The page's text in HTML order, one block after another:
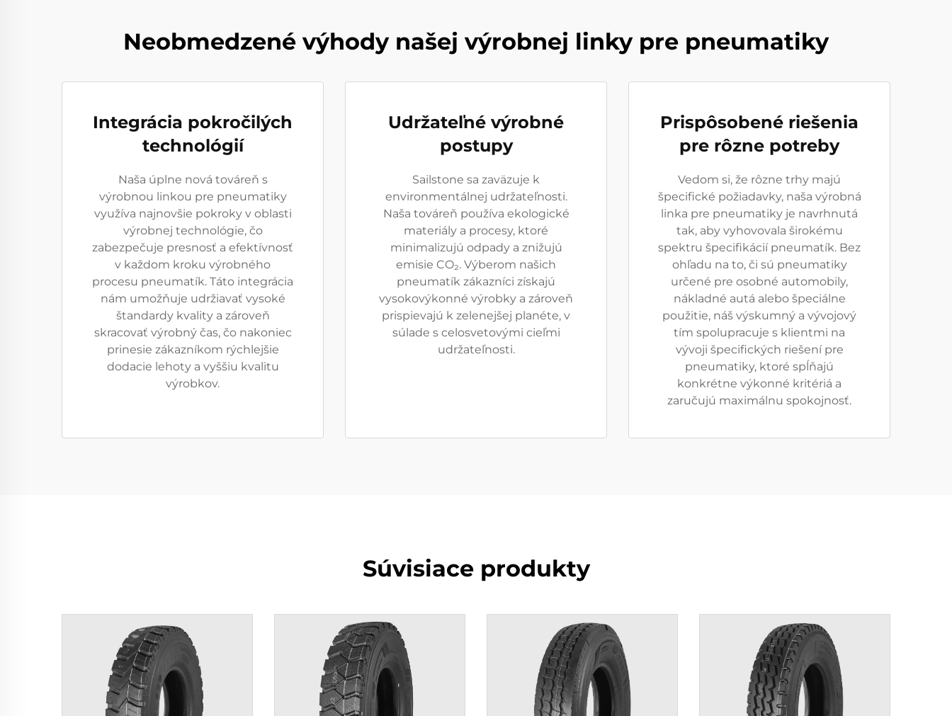
Neobmedzené výhody našej výrobnej linky pre pneumatiky
Integrácia pokročilých
technológií
Naša úplne nová továreň s
výrobnou linkou pre pneumatiky
využíva najnovšie pokroky v oblasti
výrobnej technológie, čo
zabezpečuje presnosť a efektívnosť
v každom kroku výrobného
procesu pneumatík. Táto integrácia
nám umožňuje udržiavať vysoké
štandardy kvality a zároveň
skracovať výrobný čas, čo nakoniec
prinesie zákazníkom rýchlejšie
dodacie lehoty a vyššiu kvalitu
výrobkov.
Udržateľné výrobné
postupy
Sailstone sa zaväzuje k
environmentálnej udržateľnosti.
Naša továreň používa ekologické
materiály a procesy, ktoré
minimalizujú odpady a znižujú
emisie CO₂. Výberom našich
pneumatík zákazníci získajú
vysokovýkonné výrobky a zároveň
prispievajú k zelenejšej planéte, v
súlade s celosvetovými cieľmi
udržateľnosti.
Prispôsobené riešenia
pre rôzne potreby
Vedom si, že rôzne trhy majú
špecifické požiadavky, naša výrobná
linka pre pneumatiky je navrhnutá
tak, aby vyhovovala širokému
spektru špecifikácií pneumatík. Bez
ohľadu na to, či sú pneumatiky
určené pre osobné automobily,
nákladné autá alebo špeciálne
použitie, náš výskumný a vývojový
tím spolupracuje s klientmi na
vývoji špecifických riešení pre
pneumatiky, ktoré spĺňajú
konkrétne výkonné kritériá a
zaručujú maximálnu spokojnosť.
Súvisiace produkty